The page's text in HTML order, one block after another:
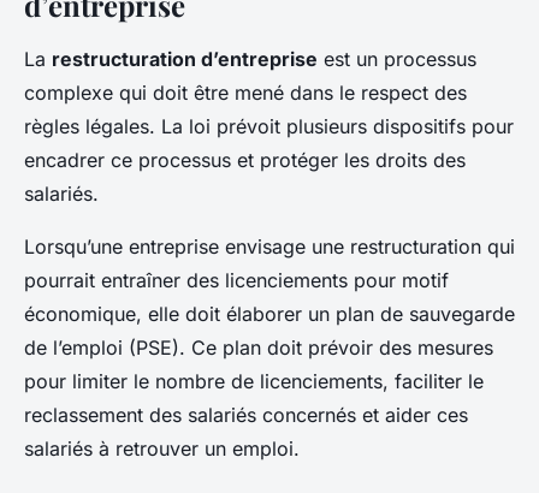
La restructuration d’entreprise est un processus
complexe qui doit être mené dans le respect des
règles légales. La loi prévoit plusieurs dispositifs pour
encadrer ce processus et protéger les droits des
salariés.
Lorsqu’une entreprise envisage une restructuration qui
pourrait entraîner des licenciements pour motif
économique, elle doit élaborer un plan de sauvegarde
de l’emploi (PSE). Ce plan doit prévoir des mesures
pour limiter le nombre de licenciements, faciliter le
reclassement des salariés concernés et aider ces
salariés à retrouver un emploi.